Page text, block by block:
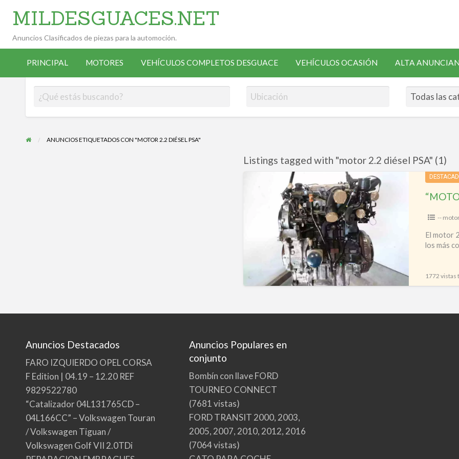
VEHÍCULOS
COMPLETOS
VEHÍCULOS
OCASIÓN
ALTA
ANUNCIANTE
SOLICITAR
RECAMBIOS
MILDESGUACES.NET
Anuncios Clasificados de piezas para la automoción.
PRINCIPAL MOTORES VEHÍCULOS COMPLETOS DESGUACE VEHÍCULOS OCASIÓN ALTA
ANUNCIOS ETIQUETADOS CON "MOTOR 2.2 DIÉSEL PSA"
Listings tagged with "motor 2.2 diésel PSA" (1)
4HW”
--
El motor
los más
1772 vistas
Anuncios Destacados
FARO IZQUIERDO OPEL CORSA
F Edition | 04.19 – 12.20 REF
9829522780
“Catalizador 04L131765CD –
04L166CC” – Volkswagen Touran
/ Volkswagen Tiguan /
Volkswagen Golf VII 2.0TDi
Anuncios Populares en
conjunto
Bombín con llave FORD
TOURNEO CONNECT
(7681 vistas)
FORD TRANSIT 2000, 2003,
2005, 2007, 2010, 2012, 2016
(7064 vistas)